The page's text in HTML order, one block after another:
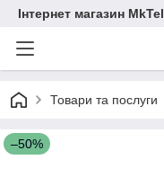
Інтернет магазин MkTel
Товари та послуги
–50%